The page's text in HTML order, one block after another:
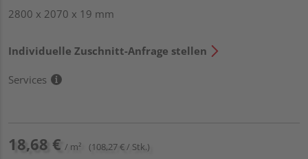
2800 x 2070 x 19 mm
Individuelle Zuschnitt-Anfrage stellen
Services
18,68 € / m² (108,27 € / Stk.)